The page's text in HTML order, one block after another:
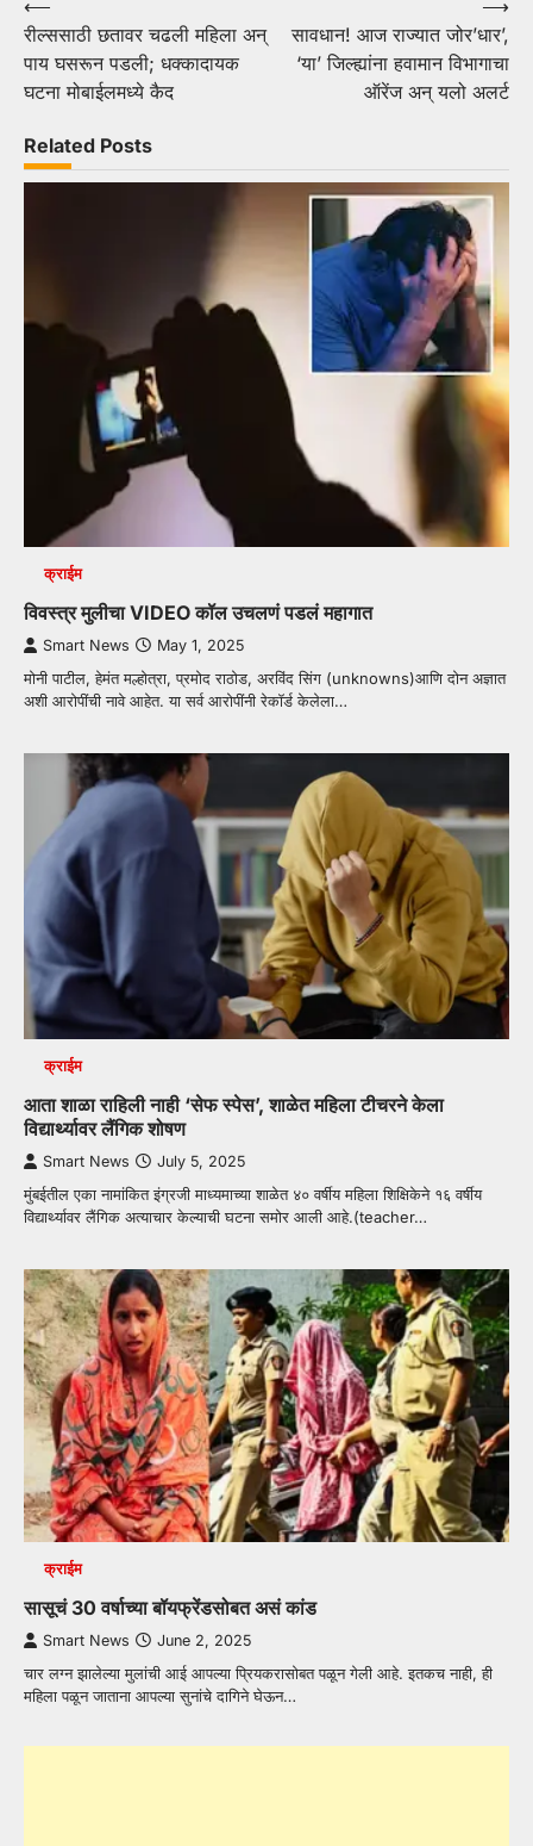
Post
navigation
⟵
रील्ससाठी छतावर चढली महिला अन्
पाय घसरून पडली; धक्कादायक
घटना मोबाईलमध्ये कैद
सावधान! आज राज्यात जोर’धार’,
‘या’ जिल्ह्यांना हवामान विभागाचा
ऑरेंज अन् यलो अलर्ट
⟶
Related Posts
क्राईम
विवस्त्र मुलीचा VIDEO कॉल उचलणं पडलं महागात
Smart News May 1, 2025
मोनी पाटील, हेमंत मल्होत्रा, प्रमोद राठोड, अरविंद सिंग (unknowns)आणि दोन अज्ञात
अशी आरोपींची नावे आहेत. या सर्व आरोपींनी रेकॉर्ड केलेला…
क्राईम
आता शाळा राहिली नाही ‘सेफ स्पेस’, शाळेत महिला टीचरने केला
विद्यार्थ्यावर लैंगिक शोषण
Smart News July 5, 2025
मुंबईतील एका नामांकित इंग्रजी माध्यमाच्या शाळेत ४० वर्षीय महिला शिक्षिकेने १६ वर्षीय
विद्यार्थ्यावर लैंगिक अत्याचार केल्याची घटना समोर आली आहे.(teacher…
क्राईम
सासूचं 30 वर्षाच्या बॉयफ्रेंडसोबत असं कांड
Smart News June 2, 2025
चार लग्न झालेल्या मुलांची आई आपल्या प्रियकरासोबत पळून गेली आहे. इतकच नाही, ही
महिला पळून जाताना आपल्या सुनांचे दागिने घेऊन…